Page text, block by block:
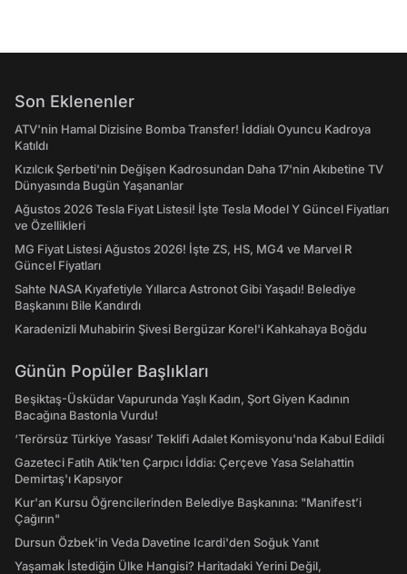
Son Eklenenler
ATV'nin Hamal Dizisine Bomba Transfer! İddialı Oyuncu Kadroya
Katıldı
Kızılcık Şerbeti'nin Değişen Kadrosundan Daha 17'nin Akıbetine TV
Dünyasında Bugün Yaşananlar
Ağustos 2026 Tesla Fiyat Listesi! İşte Tesla Model Y Güncel Fiyatları
ve Özellikleri
MG Fiyat Listesi Ağustos 2026! İşte ZS, HS, MG4 ve Marvel R
Güncel Fiyatları
Sahte NASA Kıyafetiyle Yıllarca Astronot Gibi Yaşadı! Belediye
Başkanını Bile Kandırdı
Karadenizli Muhabirin Şivesi Bergüzar Korel'i Kahkahaya Boğdu
Günün Popüler Başlıkları
Beşiktaş-Üsküdar Vapurunda Yaşlı Kadın, Şort Giyen Kadının
Bacağına Bastonla Vurdu!
‘Terörsüz Türkiye Yasası’ Teklifi Adalet Komisyonu'nda Kabul Edildi
Gazeteci Fatih Atik'ten Çarpıcı İddia: Çerçeve Yasa Selahattin
Demirtaş'ı Kapsıyor
Kur'an Kursu Öğrencilerinden Belediye Başkanına: "Manifest’i
Çağırın"
Dursun Özbek'in Veda Davetine Icardi'den Soğuk Yanıt
Yaşamak İstediğin Ülke Hangisi? Haritadaki Yerini Değil,